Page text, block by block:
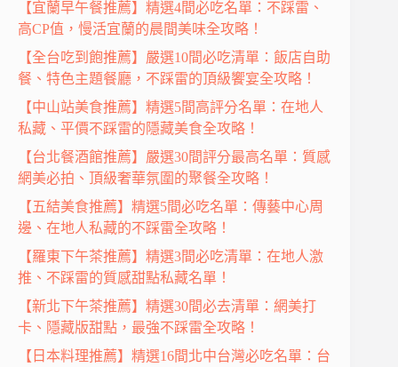
【宜蘭早午餐推薦】精選4間必吃名單：不踩雷、
高CP值，慢活宜蘭的晨間美味全攻略！
【全台吃到飽推薦】嚴選10間必吃清單：飯店自助
餐、特色主題餐廳，不踩雷的頂級饗宴全攻略！
【中山站美食推薦】精選5間高評分名單：在地人
私藏、平價不踩雷的隱藏美食全攻略！
【台北餐酒館推薦】嚴選30間評分最高名單：質感
網美必拍、頂級奢華氛圍的聚餐全攻略！
【五結美食推薦】精選5間必吃名單：傳藝中心周
邊、在地人私藏的不踩雷全攻略！
【羅東下午茶推薦】精選3間必吃清單：在地人激
推、不踩雷的質感甜點私藏名單！
【新北下午茶推薦】精選30間必去清單：網美打
卡、隱藏版甜點，最強不踩雷全攻略！
【日本料理推薦】精選16間北中台灣必吃名單：台